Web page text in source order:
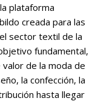
plataforma
creada para las
sector textil de la
fundamental,
valor de la moda de
la confección, la
hasta llegar